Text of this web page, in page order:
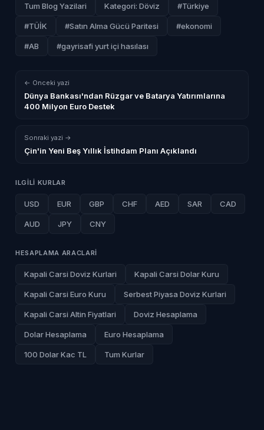
Tum Blog Yazilari Kategori: Döviz #Türkiye
#TÜİK #Satın Alma Gücü Paritesi #ekonomi
#AB #gayrisafi yurt içi hasılası
← Onceki yazi
Dünya Bankası'ndan Rüzgar ve Batarya Yatırımlarına
400 Milyon Euro Destek
Sonraki yazi →
Çin'in Yeni Beş Yıllık İstihdam Planı Açıklandı
ILGILI KURLAR
USD EUR GBP CHF AED SAR CAD
AUD JPY CNY
HESAPLAMA ARACLARI
Kapali Carsi Doviz Kurlari Kapali Carsi Dolar Kuru
Kapali Carsi Euro Kuru Serbest Piyasa Doviz Kurlari
Kapali Carsi Altin Fiyatlari Doviz Hesaplama
Dolar Hesaplama Euro Hesaplama
100 Dolar Kac TL Tum Kurlar